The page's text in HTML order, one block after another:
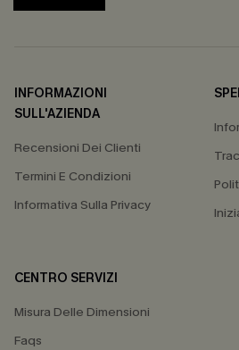
INFORMAZIONI
SULL'AZIENDA
Recensioni Dei Clienti
Termini E Condizioni
Informativa Sulla Privacy
CENTRO SERVIZI
Misura Delle Dimensioni
Faqs